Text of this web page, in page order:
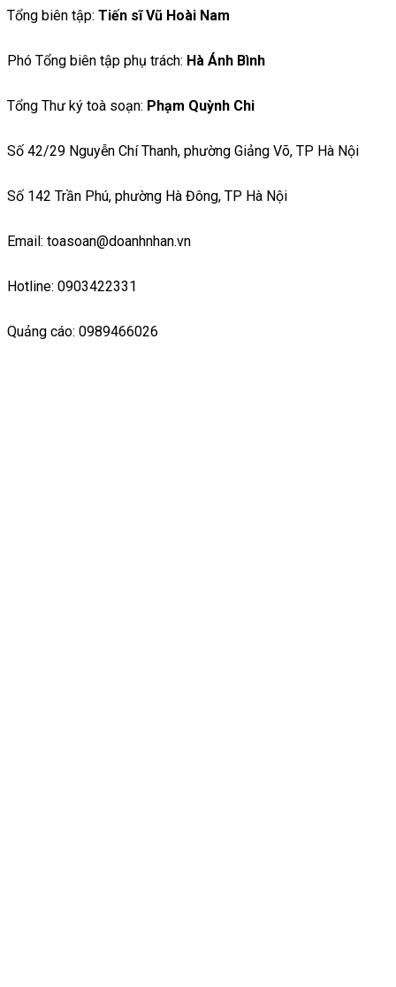
Tổng biên tập: Tiến sĩ Vũ Hoài Nam
Phó Tổng biên tập phụ trách: Hà Ánh Bình
Tổng Thư ký toà soạn: Phạm Quỳnh Chi
Số 42/29 Nguyễn Chí Thanh, phường Giảng Võ, TP Hà Nội
Số 142 Trần Phú, phường Hà Đông, TP Hà Nội
Email: toasoan@doanhnhan.vn
Hotline: 0903422331
Quảng cáo: 0989466026